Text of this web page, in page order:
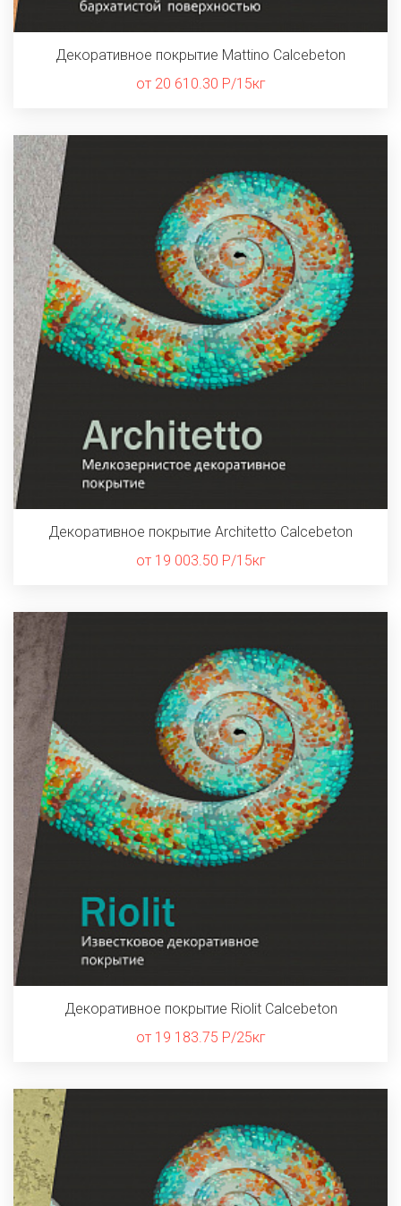
Декоративное покрытие Mattino Calcebeton
от 20 610.30 Р/15кг
Декоративное покрытие Architetto Calcebeton
от 19 003.50 Р/15кг
Декоративное покрытие Riolit Calcebeton
от 19 183.75 Р/25кг